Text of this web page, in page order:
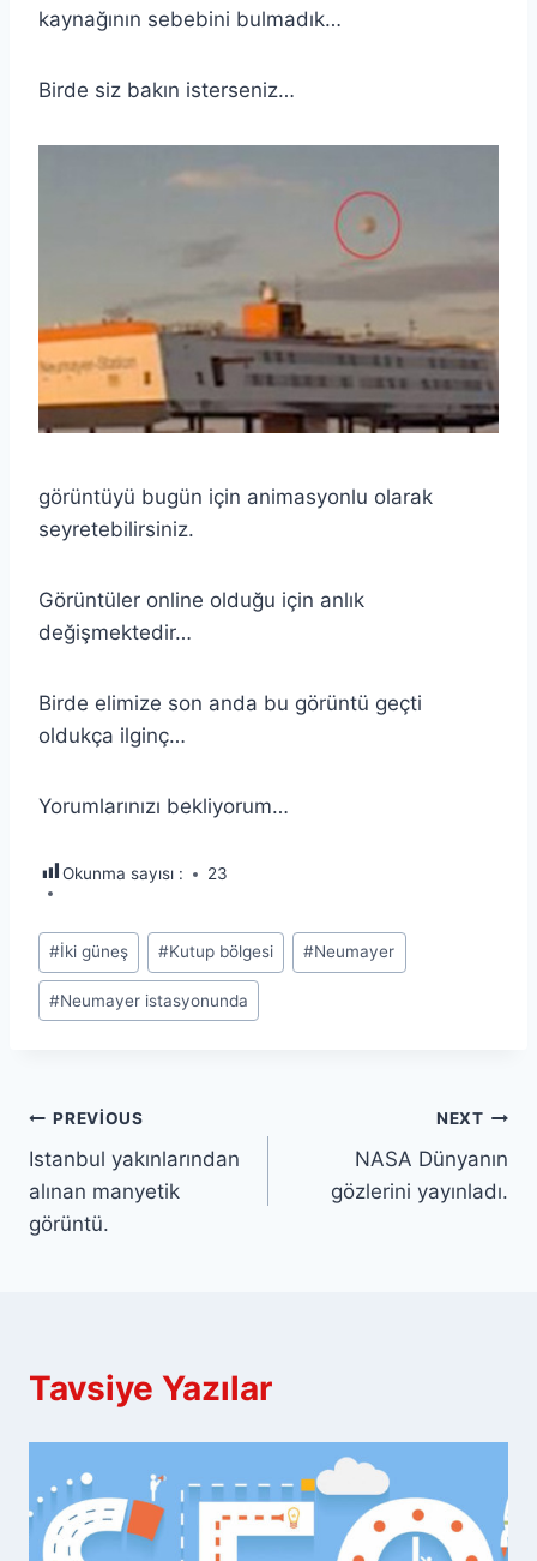
kaynağının sebebini bulmadık…
Birde siz bakın isterseniz…
görüntüyü bugün için animasyonlu olarak
seyretebilirsiniz.
Görüntüler online olduğu için anlık
değişmektedir…
Birde elimize son anda bu görüntü geçti
oldukça ilginç…
Yorumlarınızı bekliyorum…
Okunma sayısı : 23
Post
Tags:
#İki güneş #Kutup bölgesi #Neumayer
#Neumayer istasyonunda
Yazı
gezinmesi
PREVIOUS
Istanbul yakınlarından
alınan manyetik
görüntü.
NEXT
NASA Dünyanın
gözlerini yayınladı.
Tavsiye Yazılar